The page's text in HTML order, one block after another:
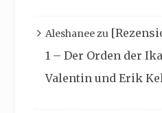
Aleshaneezu
1 – Der Orden der
Valentin und Erik